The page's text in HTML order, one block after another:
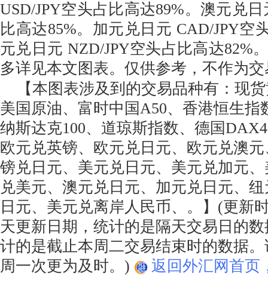
USD/JPY空头占比高达89%。澳元兑
比高达85%。加元兑日元 CAD/JPY空
元兑日元 NZD/JPY空头占比高达82%
多详见本文图表。仅供参考，不作为
【本图表涉及到的交易品种有：现
美国原油、富时中国A50、香港恒生指
纳斯达克100、道琼斯指数、德国
欧元兑英镑、欧元兑日元、欧元兑澳
镑兑日元、美元兑日元、美元兑加元
兑美元、澳元兑日元、加元兑日元、
日元、美元兑离岸人民币、。】(更新
天更新日期，统计的是隔天交易日的
计的是截止本周二交易结束时的数据
周一次更为及时。)
返回外汇网首页